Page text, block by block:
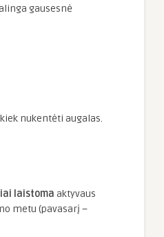
gausesnė
nukentėti augalas.
laistoma aktyvaus
metu (pavasarį –